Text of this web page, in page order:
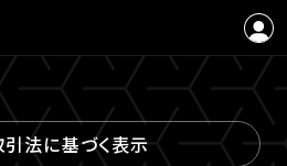
法に基づく表示